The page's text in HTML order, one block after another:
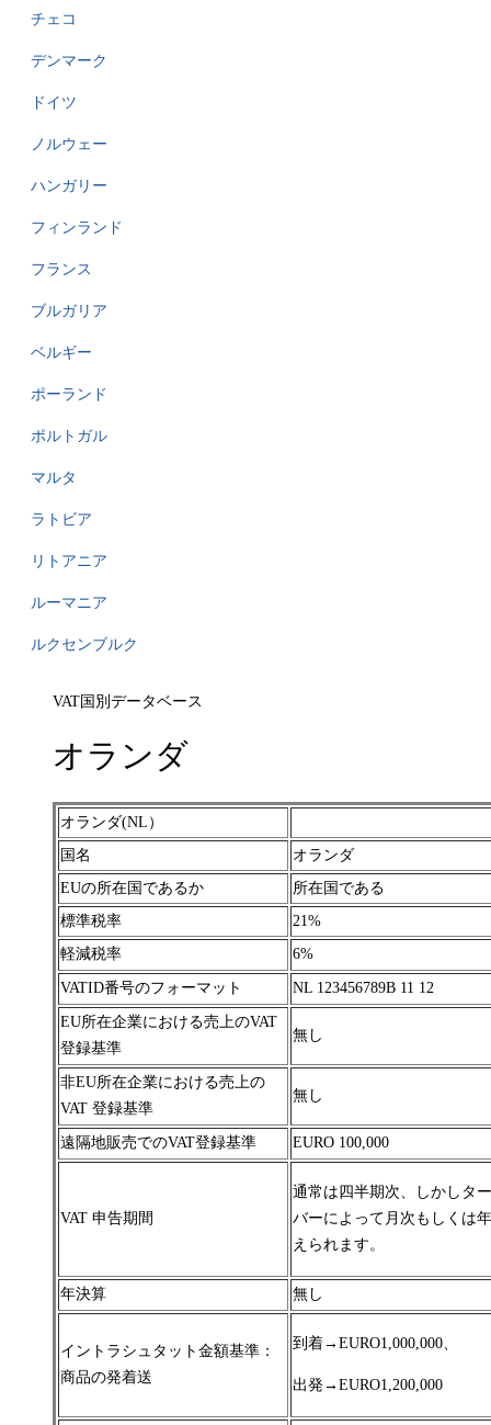
チェコ
デンマーク
ドイツ
ノルウェー
ハンガリー
フィンランド
フランス
ブルガリア
ベルギー
ポーランド
ポルトガル
マルタ
ラトビア
リトアニア
ルーマニア
ルクセンブルク
VAT国別データベース
オランダ
オランダ(NL）
国名
オランダ
EUの所在国であるか
所在国である
標準税率
21%
軽減税率
6%
VATID番号のフォーマット NL 123456789B 11 12
EU所在企業における売上のVAT
登録基準
無し
非EU所在企業における売上の
VAT 登録基準
無し
遠隔地販売でのVAT登録基準 EURO 100,000
VAT 申告期間
通常は四半期次、しかしタ
バーによって月次もしくは
えられます。
年決算 無し
イントラシュタット金額基準：
商品の発着送
到着→ EURO1,000,000、
出発→ EURO1,200,000